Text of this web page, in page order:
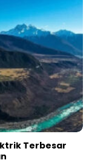
Terbesar